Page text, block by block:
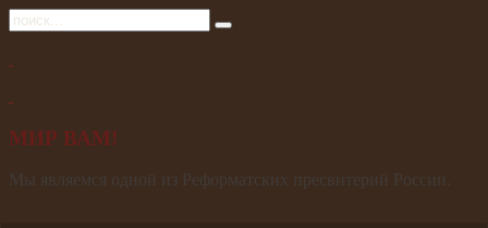
МИР ВАМ!
Мы являемся одной из Реформатских пресвитерий России.